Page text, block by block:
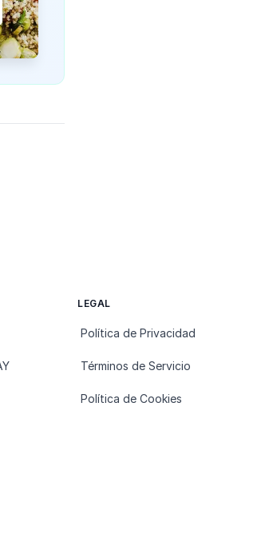
LEGAL
Política de Privacidad
Términos de Servicio
Política de Cookies